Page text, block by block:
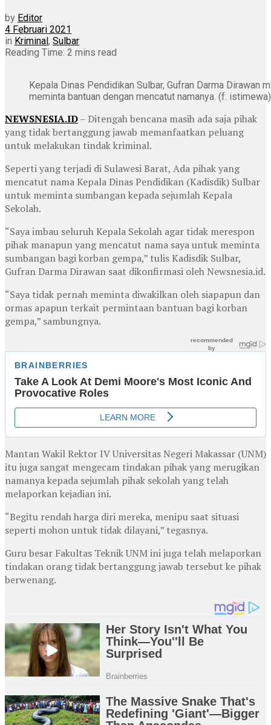
by Editor
4 Februari 2021
in Kriminal, Sulbar
Reading Time: 2 mins read
Kepala Dinas Pendidikan Sulbar, Gufran Darma Dirawan
meminta bantuan dengan mencatut namanya. (f. istimewa)
NEWSNESIA.ID– Ditengah bencana masih ada saja pihak
yang tidak bertanggung jawab memanfaatkan peluang
untuk melakukan tindak kriminal.
Seperti yang terjadi di Sulawesi Barat, Ada pihak yang
mencatut nama Kepala Dinas Pendidikan (Kadisdik) Sulbar
untuk meminta sumbangan kepada sejumlah Kepala
Sekolah.
“Saya imbau seluruh Kepala Sekolah agar tidak merespon
pihak manapun yang mencatut nama saya untuk meminta
sumbangan bagi korban gempa,” tulis Kadisdik Sulbar,
Gufran Darma Dirawan saat dikonfirmasi oleh Newsnesia.id.
“Saya tidak pernah meminta diwakilkan oleh siapapun dan
ormas apapun terkait permintaan bantuan bagi korban
gempa,” sambungnya.
Mantan Wakil Rektor IV Universitas Negeri Makassar (UNM)
itu juga sangat mengecam tindakan pihak yang merugikan
namanya kepada sejumlah pihak sekolah yang telah
melaporkan kejadian ini.
“Begitu rendah harga diri mereka, menipu saat situasi
seperti mohon untuk tidak dilayani,” tegasnya.
Guru besar Fakultas Teknik UNM ini juga telah melaporkan
tindakan orang tidak bertanggung jawab tersebut ke pihak
berwenang.